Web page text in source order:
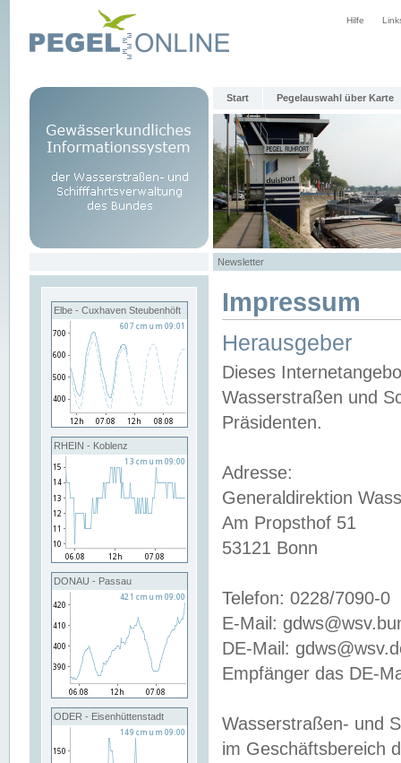
Hilfe
Start Pegelauswahl über Karte
Newsletter
Elbe - Cuxhaven Steubenhöft
RHEIN - Koblenz
DONAU - Passau
ODER - Eisenhüttenstadt
Impressum
Herausgeber
Dieses
Wasserstraßen und
Präsidenten.
Adresse:
Generaldirektion
Am Propsthof 51
53121 Bonn
Telefon: 0228/7090-0
E-Mail:
DE-Mail:
Empfänger das DE-
Wasserstraßen- und
im Geschäftsbereich